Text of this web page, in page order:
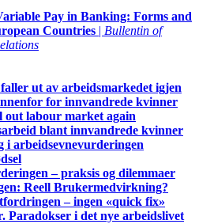
Pay in Banking: Forms and
Countries | Bullentin of
ut av arbeidsmarkedet igjen
for innvandrede kvinner
labour market again
blant innvandrede kvinner
i arbeidsevnevurderingen
– praksis og dilemmaer
Reell Brukermedvirkning?
– ingen «quick fix»
Paradokser i det nye arbeidslivet